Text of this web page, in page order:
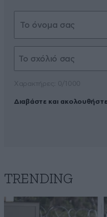
Διαβάστε και
TRENDING